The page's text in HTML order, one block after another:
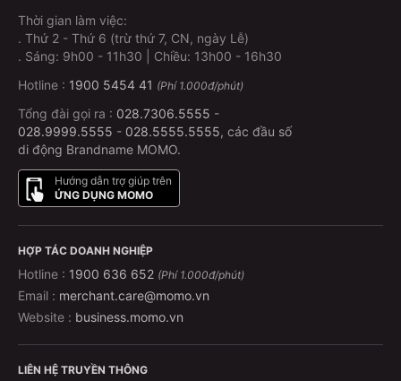
Thời gian làm việc:
. Thứ 2 - Thứ 6 (trừ thứ 7, CN, ngày Lễ)
. Sáng: 9h00 - 11h30 | Chiều: 13h00 - 16h30
Hotline : 1900 5454 41 (Phí 1.000đ/phút)
Tổng đài gọi ra : 028.7306.5555 -
028.9999.5555 - 028.5555.5555, các đầu số
di động Brandname MOMO.
Hướng dẫn trợ giúp trên
ỨNG DỤNG MOMO
HỢP TÁC DOANH NGHIỆP
Hotline : 1900 636 652 (Phí 1.000đ/phút)
Email : merchant.care@momo.vn
Website : business.momo.vn
LIÊN HỆ TRUYỀN THÔNG